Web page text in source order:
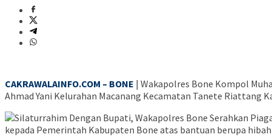
CAKRAWALAINFO.COM – BONE | Wakapolres Bone Kompol
Ahmad Yani Kelurahan Macanang Kecamatan Tanete Riattang
kepada Pemerintah Kabupaten Bone atas bantuan berupa